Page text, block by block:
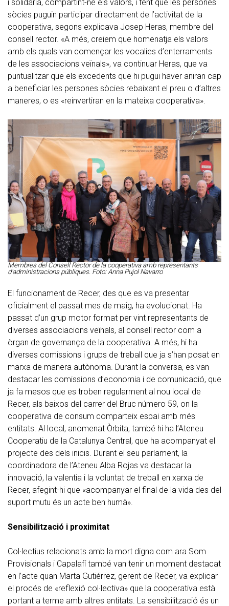
i solidària, compartint-ne els valors, i fent que les persones
sòcies puguin participar directament de l’activitat de la
cooperativa, segons explicava Josep Heras, membre del
consell rector. «A més, creiem que homenatja els valors
amb els quals van començar les vocalies d’enterraments
de les associacions veïnals», va continuar Heras, que va
puntualitzar que els excedents que hi pugui haver aniran cap
a beneficiar les persones sòcies rebaixant el preu o d’altres
maneres, o es «reinvertiran en la mateixa cooperativa».
Membres del Consell Rector de la cooperativa amb representants
d'administracions públiques. Foto: Anna Pujol Navarro
El funcionament de Recer, des que es va presentar
oficialment el passat mes de maig, ha evolucionat. Ha
passat d’un grup motor format per vint representants de
diverses associacions veïnals, al consell rector com a
òrgan de governança de la cooperativa. A més, hi ha
diverses comissions i grups de treball que ja s’han posat en
marxa de manera autònoma. Durant la conversa, es van
destacar les comissions d’economia i de comunicació, que
ja fa mesos que es troben regularment al nou local de
Recer, als baixos del carrer del Bruc número 59, on la
cooperativa de consum comparteix espai amb més
entitats. Al local, anomenat Òrbita, també hi ha l’Ateneu
Cooperatiu de la Catalunya Central, que ha acompanyat el
projecte des dels inicis. Durant el seu parlament, la
coordinadora de l’Ateneu Alba Rojas va destacar la
innovació, la valentia i la voluntat de treball en xarxa de
Recer, afegint-hi que «acompanyar el final de la vida des del
suport mutu és un acte ben humà».
Sensibilització i proximitat
Col·lectius relacionats amb la mort digna com ara Som
Provisionals i Capalafí també van tenir un moment destacat
en l’acte quan Marta Gutiérrez, gerent de Recer, va explicar
el procés de «reflexió col·lectiva» que la cooperativa està
portant a terme amb altres entitats. La sensibilització és un